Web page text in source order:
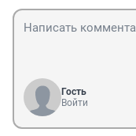
Гость
Войти